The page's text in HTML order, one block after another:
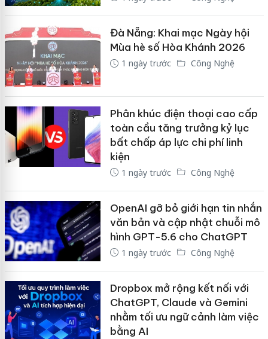
Đà Nẵng: Khai mạc Ngày hội
Mùa hè số Hòa Khánh 2026
1 ngày trước Công Nghệ
Phân khúc điện thoại cao cấp
toàn cầu tăng trưởng kỷ lục
bất chấp áp lực chi phí linh
kiện
1 ngày trước Công Nghệ
OpenAI gỡ bỏ giới hạn tin nhắn
văn bản và cập nhật chuỗi mô
hình GPT-5.6 cho ChatGPT
1 ngày trước Công Nghệ
Dropbox mở rộng kết nối với
ChatGPT, Claude và Gemini
nhằm tối ưu ngữ cảnh làm việc
bằng AI